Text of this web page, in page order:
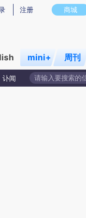
图存在偏差。不代表财新观
商城
注册
mini+ 周刊
讣闻